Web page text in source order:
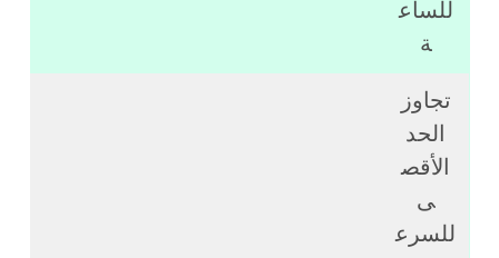
للساع
ة
تجاوز
الحد
الأقص
ى
للسرع